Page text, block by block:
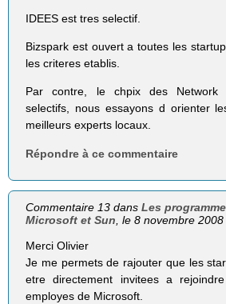
IDEES est tres selectif.
Bizspark est ouvert a toutes les
les criteres etablis.
Par contre, le chpix des Network
selectifs, nous essayons d orienter
meilleurs experts locaux.
Répondre à ce commentaire
Commentaire 13 dansLes
Microsoft et Sun , le 8 novembre 2008
Merci Olivier
Je me permets de rajouter que les
etre directement invitees a
employes de Microsoft.